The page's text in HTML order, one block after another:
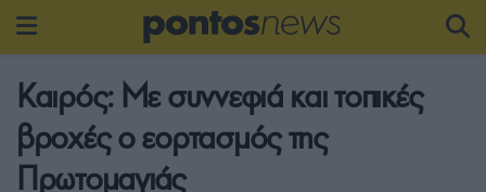
Καιρός: Με συννεφιά και τοπικές
βροχές ο εορτασμός της
Πρωτομαγιάς